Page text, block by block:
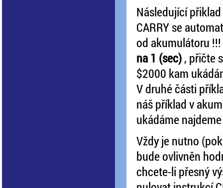
Následující
CARRY se
od akumulátoru
na 1 (sec), přičte
$2000 kam
V druhé části
náš příklad v
ukádáme
Vždy je nutno
bude ovlivněn
chcete-li přesný